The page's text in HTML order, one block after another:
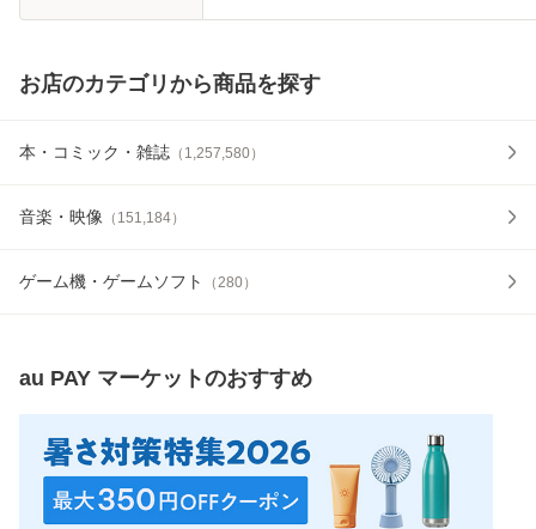
お店のカテゴリから商品を探す
本・コミック・雑誌 （ 1,257,580）
音楽・映像 （ 151,184）
ゲーム機・ゲームソフト （280）
au PAY マーケットのおすすめ